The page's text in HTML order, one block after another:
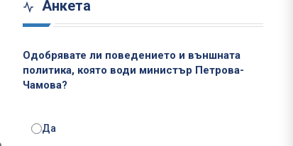
Анкета
Одобрявате ли поведението и външната
политика, която води министър Петрова-
Чамова?
Да